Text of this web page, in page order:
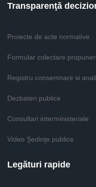
Transparenţă
Proiecte de acte normative
Formular colectare
Registru consemnare si
Dezbateri publice
Consultari interministeriale
Video Şedinţe publice
Legături rapide